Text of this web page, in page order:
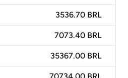
3536.70 BRL
7073.40 BRL
35367.00 BRL